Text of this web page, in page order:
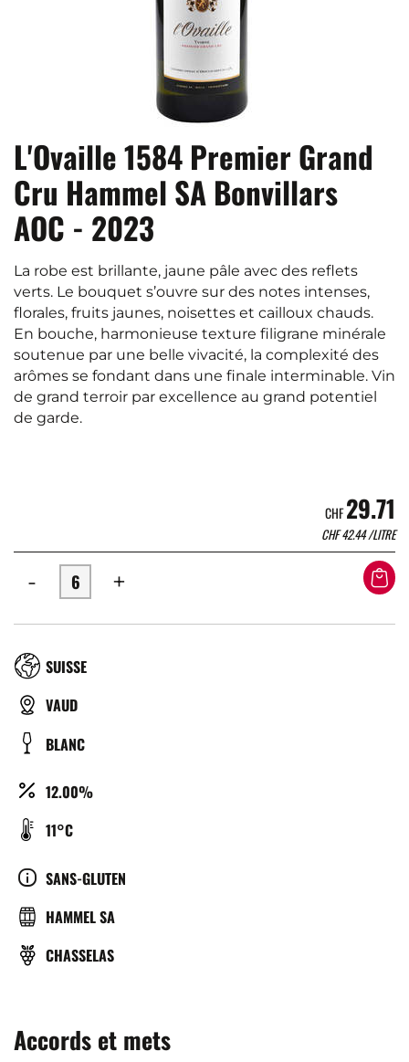
L'Ovaille 1584 Premier Grand
Cru Hammel SA Bonvillars
AOC - 2023
La robe est brillante, jaune pâle avec des reflets
verts. Le bouquet s’ouvre sur des notes intenses,
florales, fruits jaunes, noisettes et cailloux chauds.
En bouche, harmonieuse texture filigrane minérale
soutenue par une belle vivacité, la complexité des
arômes se fondant dans une finale interminable. Vin
de grand terroir par excellence au grand potentiel
de garde.
CHF29.71
CHF42.44/LITRE
- +
RÉGION
SUISSE
TYPE
BIÈRE
VAUD
COULEUR
BLANC
ALCOOL
12.00%
TEMPÉRATURE
SERVICE
(°C)
11°C
CULTURE
SANS-GLUTEN
BRASSERIE
HAMMEL SA
CÉPAGE(S)
CHASSELAS
Accords et mets